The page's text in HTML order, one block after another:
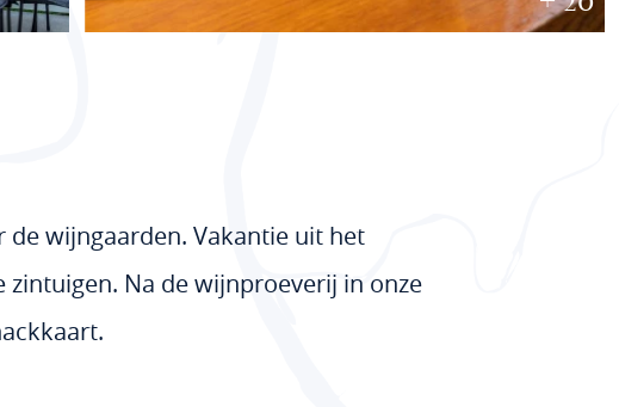
wijngaarden. Vakantie uit het
Na de wijnproeverij in onze